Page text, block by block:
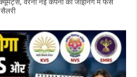
वरना नई कंपनी की जॉइनिंग में फंस